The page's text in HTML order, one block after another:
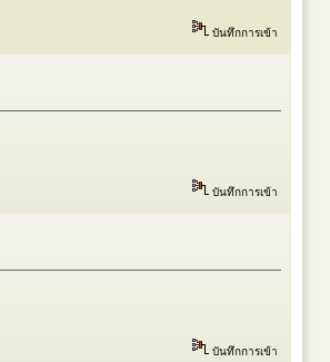
บันทึกการเข้า
บันทึกการเข้า
บันทึกการเข้า